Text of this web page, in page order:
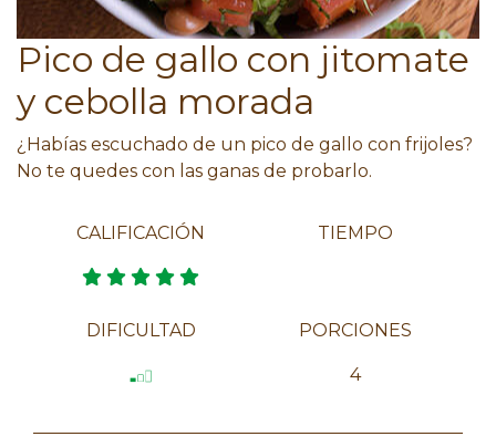
Pico de gallo con jitomate
y cebolla morada
¿Habías escuchado de un pico de gallo con frijoles?
No te quedes con las ganas de probarlo.
CALIFICACIÓN TIEMPO
DIFICULTAD PORCIONES
4